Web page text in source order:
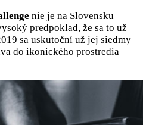
nie je na Slovensku
predpoklad, že sa to už
sa uskutoční už jej siedmy
do ikonického prostredia